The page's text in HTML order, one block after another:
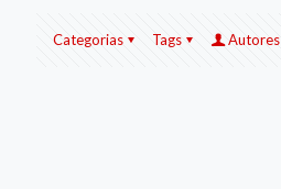
Categorias Tags Autores